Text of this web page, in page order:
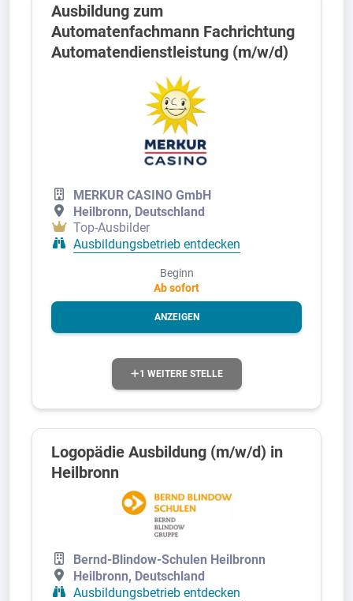
Ausbildung zum
Automatenfachmann Fachrichtung
Automatendienstleistung (m/w/d)
MERKUR CASINO GmbH
Heilbronn, Deutschland
Top-Ausbilder
Ausbildungsbetrieb entdecken
Beginn
Ab sofort
ANZEIGEN
1 WEITERE STELLE
Logopädie Ausbildung (m/w/d) in
Heilbronn
Bernd-Blindow-Schulen Heilbronn
Heilbronn, Deutschland
Ausbildungsbetrieb entdecken